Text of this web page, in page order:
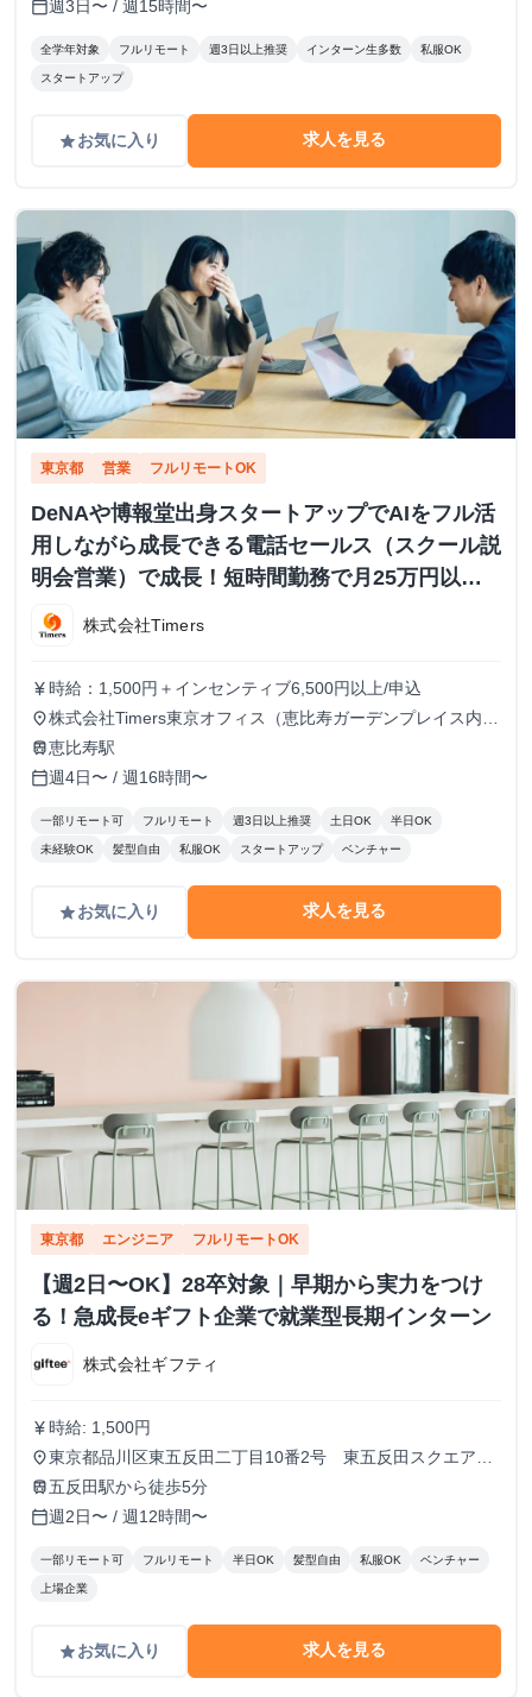
calendar_today週3日〜 / 週15時間〜
全学年対象 フルリモート 週3日以上推奨 インターン生多数 私服OK
スタートアップ
gradeお気に入り 求人を見る
東京都 営業 フルリモートOK
DeNAや博報堂出身スタートアップでAIをフル活
用しながら成長できる電話セールス（スクール説
明会営業）で成長！短時間勤務で月25万円以上
も
株式会社Timers
currency_yen 時給：1,500円＋インセンティブ6,500円以上/申込
place株式会社Timers東京オフィス（恵比寿ガーデンプレイス内）
または在宅での勤務 顧客対応や業務ツール使用のため、自
宅の場合は快適なPCとネット環境が必須※海外在住・留学
train恵比寿駅
calendar_today週4日〜 / 週16時間〜
一部リモート可 フルリモート 週3日以上推奨 土日OK 半日OK
未経験OK 髪型自由 私服OK スタートアップ ベンチャー
gradeお気に入り 求人を見る
東京都 エンジニア フルリモートOK
【週2日〜OK】28卒対象｜早期から実力をつけ
る！急成長eギフト企業で就業型長期インターン
株式会社ギフティ
currency_yen 時給: 1,500円
place東京都品川区東五反田二丁目10番2号 東五反田スクエア
12F
train 五反田駅から徒歩5分
calendar_today週2日〜 / 週12時間〜
一部リモート可 フルリモート 半日OK 髪型自由 私服OK ベンチャー
上場企業
gradeお気に入り 求人を見る